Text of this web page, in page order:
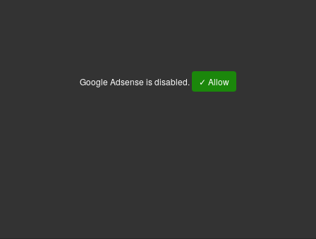
Google Adsense is disabled. ✓ Allow